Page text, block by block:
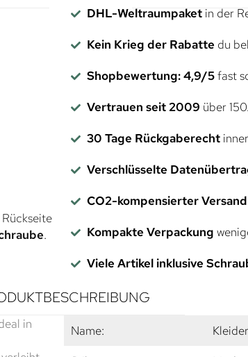
.
DHL-Weltraumpaketin der
Kein Krieg der Rabatte du
Shopbewertung: 4,9/5fast
Vertrauen seit 2009 über
30 Tage Rückgaberecht
Verschlüsselte
CO2-kompensierter Versand
Kompakte Verpackung
Viele Artikel inklusive
in
Name: